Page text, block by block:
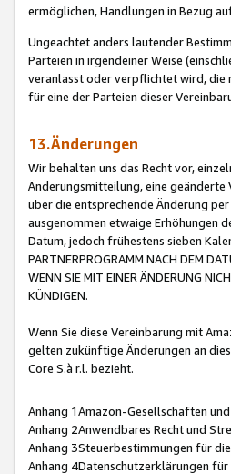
ermöglichen, Handlungen in Bezug
Ungeachtet anders lautender
Parteien in irgendeiner Weise
veranlasst oder verpflichtet wird, die
für eine der Parteien dieser
13.Änderungen
Wir behalten uns das Recht vor,
Änderungsmitteilung, eine
über die entsprechende Änderung
ausgenommen etwaige Erhöhungen
Datum, jedoch frühestens sieben
PARTNERPROGRAMM NACH DEM
WENN SIE MIT EINER ÄNDERUNG
KÜNDIGEN.
Wenn Sie diese Vereinbarung mit
gelten zukünftige Änderungen an
Core S.à r.l. bezieht.
Anhang 1Amazon-Gesellschaften
Anhang 2Anwendbares Recht und
Anhang 3Steuerbestimmungen für
Anhang 4Datenschutzerklärungen